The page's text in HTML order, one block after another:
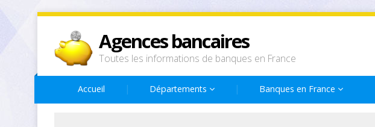
Agences bancaires
Toutes les informations de banques en France
Accueil Départements Banques en France